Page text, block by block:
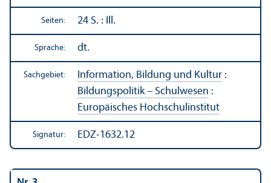
Seiten: 24 S. : Ill.
Sprache: dt.
Sachgebiet: Information, Bildung und Kultur :
Bildungs­politik – Schulwesen :
Europäisches Hochschul­institut
Signatur: EDZ-1632.12